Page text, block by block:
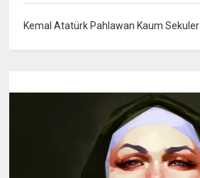
Kemal Atatürk Pahlawan Kaum Sekuler